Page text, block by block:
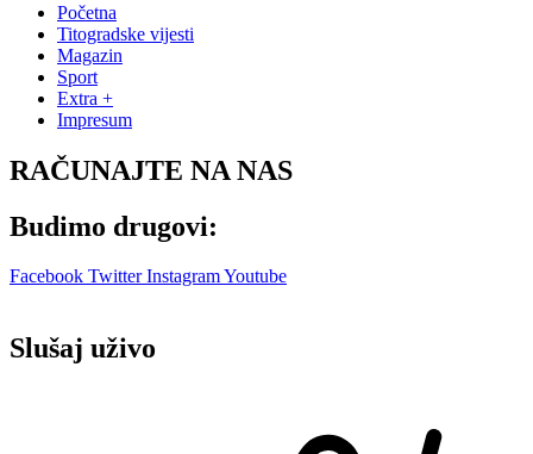
Početna
Titogradske vijesti
Magazin
Sport
Extra +
Impresum
RAČUNAJTE NA NAS
Budimo drugovi:
Facebook Twitter InstagramYoutube
Slušaj uživo